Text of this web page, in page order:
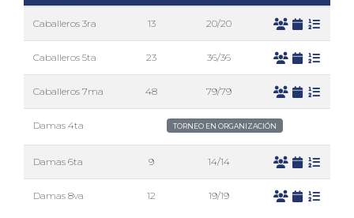
Caballeros 3ra 13 20/20
Caballeros 5ta 23 36/36
Caballeros 7ma 48 79/79
Damas 4ta TORNEO EN ORGANIZACIÓN
Damas 6ta 9 14/14
Damas 8va 12 19/19